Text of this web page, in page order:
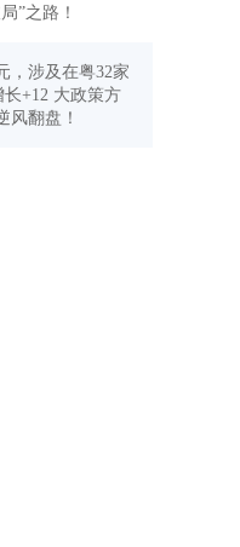
”之路！
，涉及在粤32家
+12 大政策方
风翻盘！